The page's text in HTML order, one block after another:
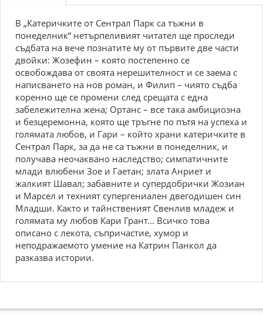
В „Катеричките от Сентрал Парк са тъжни в
понеделник“ нетърпеливият читател ще проследи
съдбата на вече познатите му от първите две части
двойки: Жозефин – която постепенно се
освобождава от своята нерешителност и се заема с
написването на нов роман, и Филип – чиято съдба
коренно ще се промени след срещата с една
забележителна жена; Ортанс – все така амбициозна
и безцеремонна, която ще тръгне по пътя на успеха и
голямата любов, и Гари – който храни катеричките в
Сентрал Парк, за да не са тъжни в понеделник, и
получава неочаквано наследство; симпатичните
млади влюбени Зое и Гаетан; злата Анриет и
жалкият Шавал; забавните и супердобрички Жозиан
и Марсел и техният супергениален двегодишен син
Младши. Както и тайнственият Свенлив младеж и
голямата му любов Кари Грант... Всичко това
описано с лекота, съпричастие, хумор и
неподражаемото умение на Катрин Панкол да
разказва истории.